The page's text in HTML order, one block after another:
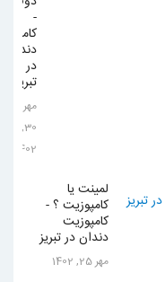
-
دندان
در
تبریز
مهر
30,
1402
لمینت یا
کامپوزیت ؟ -
کامپوزیت
دندان در تبریز
مهر 25, 1402